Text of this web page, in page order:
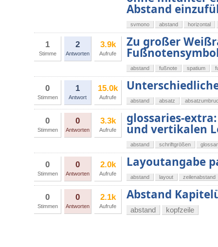
Abstand
svmono abstand horizontal
1
Stimme
2
Antworten
3.9k
Aufrufe
Zu großer
abstand fußnote spatium
0
Stimmen
1
Antwort
15.0k
Aufrufe
abstand absatz
0
Stimmen
0
Antworten
3.3k
Aufrufe
glossaries-
und vertikalen
abstand schriftgrößen
0
Stimmen
0
Antworten
2.0k
Aufrufe
Layoutangabe
abstand layout zeilenabstand
0
Stimmen
0
Antworten
2.1k
Aufrufe
Abstand
abstand kopfzeile